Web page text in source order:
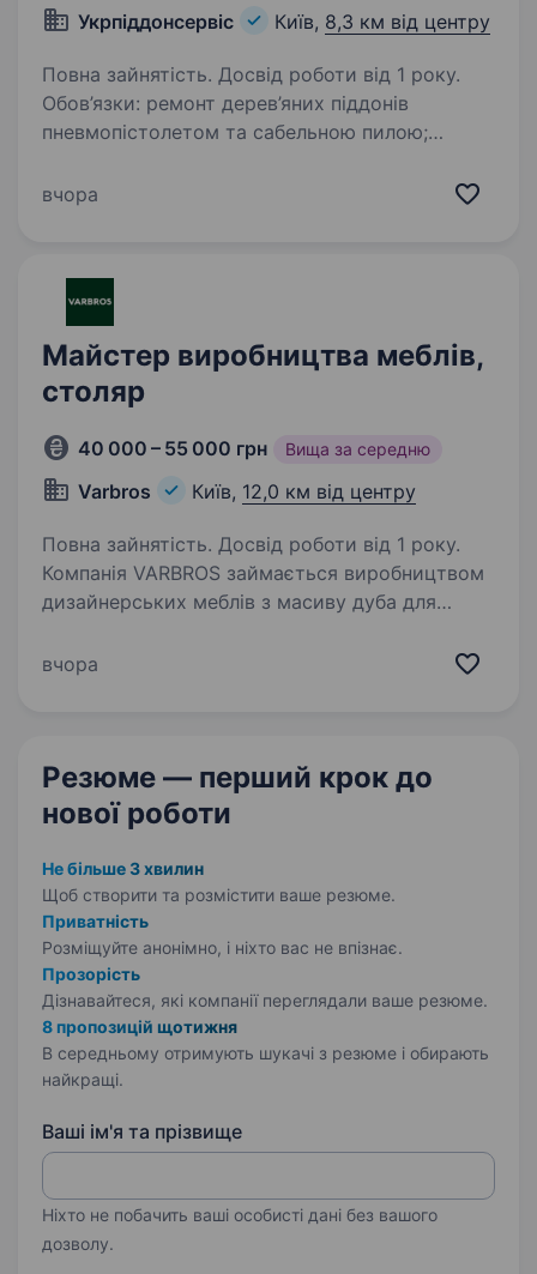
Укрпіддонсервіс Київ, 8,3 км від центру
Повна зайнятість. Досвід роботи від 1 року.
Обов’язки: ремонт дерев’яних піддонів
пневмопістолетом та сабельною пилою;
піддонах; без шкідливих звичок; Умови роботи:
вчора
Майстер виробництва меблів,
столяр
40 000 – 55 000 грн Вища за середню
Varbros Київ, 12,0 км від центру
Повна зайнятість. Досвід роботи від 1 року.
Компанія VARBROS займається виробництвом
дизайнерських меблів з масиву дуба для
збільшенням виробництва нам потрібен
вчора
Резюме — перший крок до
нової роботи
Не більше 3 хвилин
Щоб створити та розмістити ваше резюме.
Приватність
Розміщуйте анонімно, і ніхто вас не впізнає.
Прозорість
Дізнавайтеся, які компанії переглядали ваше резюме.
8 пропозицій щотижня
В середньому отримують шукачі з резюме і обирають
найкращі.
Ваші ім'я та прізвище
Ніхто не побачить ваші особисті дані без вашого
дозволу.